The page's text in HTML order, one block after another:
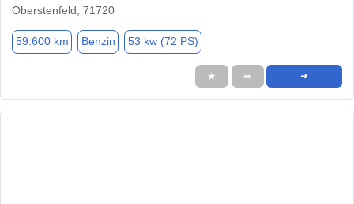
Oberstenfeld, 71720
59.600 km Benzin 53 kw (72 PS)
★ ➦ ➜